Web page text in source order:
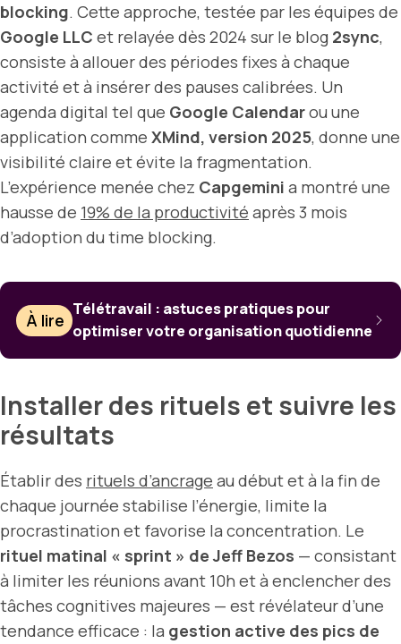
blocking. Cette approche, testée par les équipes de
Google LLC et relayée dès 2024 sur le blog 2sync,
consiste à allouer des périodes fixes à chaque
activité et à insérer des pauses calibrées. Un
agenda digital tel que Google Calendarou une
application comme XMind, version 2025, donne une
visibilité claire et évite la fragmentation.
L’expérience menée chez Capgemini a montré une
hausse de 19% de la productivité après 3 mois
d’adoption du time blocking.
À lire
Télétravail : astuces pratiques pour
optimiser votre organisation quotidienne
Installer des rituels et suivre les
résultats
Établir des rituels d’ancrage au début et à la fin de
chaque journée stabilise l’énergie, limite la
procrastination et favorise la concentration. Le
rituel matinal « sprint » de Jeff Bezos — consistant
à limiter les réunions avant 10h et à enclencher des
tâches cognitives majeures — est révélateur d’une
tendance efficace : la gestion active des pics de